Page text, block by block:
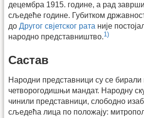
децембра 1915. године, а рад
сљедеће године. Губитком
до Другог свјетског рата није
народно представништво.1)
Састав
Народни представници су се бирали
четворогодишњи мандат. Народну
чинили представници, слободно
сљедећа лица по положају: